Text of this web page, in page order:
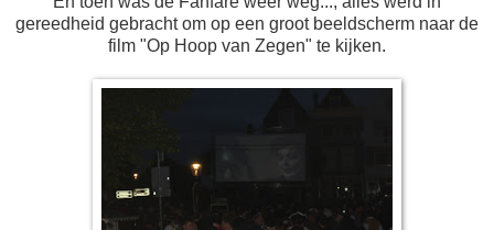
gereedheid gebracht om op een groot beeldscherm naar de
film "Op Hoop van Zegen" te kijken.